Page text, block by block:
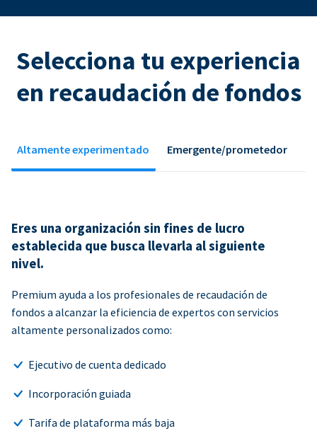
Selecciona tu experiencia
en recaudación de fondos
Altamente experimentado Emergente/prometedor
Eres una organización sin fines de lucro
establecida que busca llevarla al siguiente
nivel.
Premium ayuda a los profesionales de recaudación de
fondos a alcanzar la eficiencia de expertos con servicios
altamente personalizados como:
Ejecutivo de cuenta dedicado
Incorporación guiada
Tarifa de plataforma más baja